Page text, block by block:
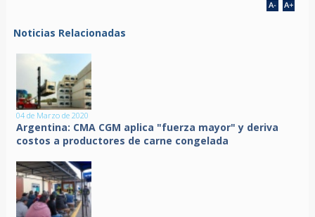
Noticias Relacionadas
04 de Marzo de 2020
Argentina: CMA CGM aplica "fuerza mayor" y deriva
costos a productores de carne congelada